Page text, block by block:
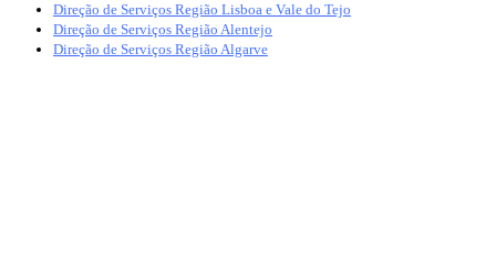
Direção de Serviços Região Lisboa e Vale do Tejo
Direção de Serviços Região Alentejo
Direção de Serviços Região Algarve